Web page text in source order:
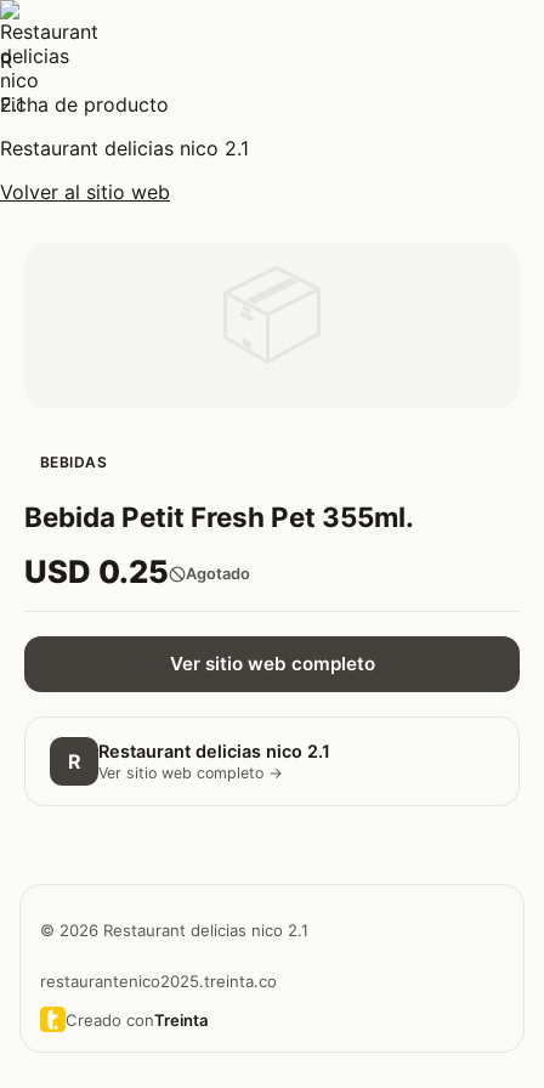
R
Ficha de producto
Restaurant delicias nico 2.1
Volver al sitio web
BEBIDAS
Bebida Petit Fresh Pet 355ml.
USD 0.25 Agotado
Ver sitio web completo
R Restaurant delicias nico 2.1
Ver sitio web completo →
© 2026 Restaurant delicias nico 2.1
restaurantenico2025.treinta.co
Creado conTreinta